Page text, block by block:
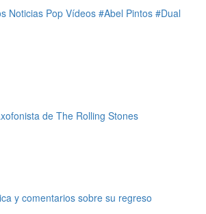
Noticias Pop Vídeos #Abel Pintos #Dual
de The Rolling Stones
y comentarios sobre su regreso